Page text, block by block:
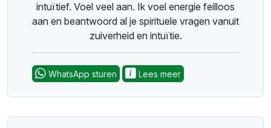
intuïtief. Voel veel aan. Ik voel energie feilloos
aan en beantwoord al je spirituele vragen vanuit
zuiverheid en intuïtie.
WhatsApp sturen Lees meer